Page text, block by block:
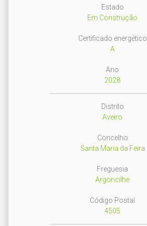
Estado
Em Construção
Certificado energético
A
Ano
2028
Distrito
Aveiro
Concelho
Santa Maria da Feira
Freguesia
Argoncilhe
Código Postal
4505